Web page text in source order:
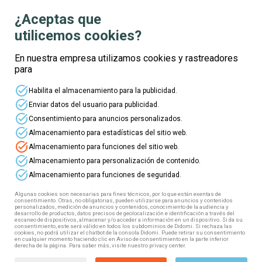
⭐Cursos online gratuitos
Ahora puedes acceder a esta formación gratuita,
solo tienes que seguir estos pasos:
1️⃣ Elige tu curso
2️⃣ Rellena el formulario
3️⃣ Fórmate totalmente gratis
4️⃣ Obtén tu diploma
business_center
¿Aceptas que
utilicemos cookies?
En nuestra empresa utilizamos cookies y rastreadores
para
task_alt Habilita el almacenamiento para la publicidad.
task_alt Enviar datos del usuario para publicidad.
task_altConsentimiento para anuncios personalizados.
task_altAlmacenamiento para estadísticas del sitio web.
task_altAlmacenamiento para funciones del sitio web.
task_altAlmacenamiento para personalización de contenido.
task_altAlmacenamiento para funciones de seguridad.
Algunas cookies son necesarias para fines técnicos, por lo que están exentas de
consentimiento. Otras, no obligatorias, pueden utilizarse para anuncios y contenidos
personalizados, medición de anuncios y contenidos, conocimiento de la audiencia y
desarrollo de productos, datos precisos de geolocalización e identificación a través del
escaneo de dispositivos, almacenar y/o acceder a información en un dispositivo. Si da su
consentimiento, este será válido en todos los subdominios de Didomi. Si rechaza las
cookies, no podrá utilizar el chatbot de la consola Didomi. Puede retirar su consentimiento
en cualquier momento haciendo clic en Aviso de consentimiento en la parte inferior
derecha de la página. Para saber más, visite nuestro privacy center.